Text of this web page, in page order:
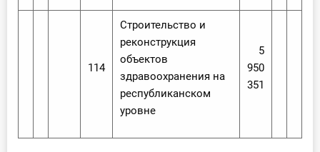
114
Строительство и
реконструкция
объектов
здравоохранения на
республиканском
уровне
5
950
351